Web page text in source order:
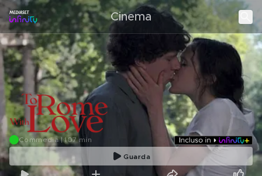
Cinema
Commedia | 107 min
Guarda